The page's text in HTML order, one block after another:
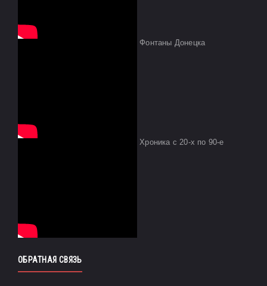
Фонтаны Донецка
Хроника с 20-х по 90-е
ОБРАТНАЯ СВЯЗЬ